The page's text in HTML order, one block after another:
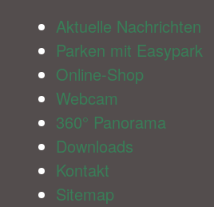
Aktuelle Nachrichten
Parken mit Easypark
Online-Shop
Webcam
360° Panorama
Downloads
Kontakt
Sitemap